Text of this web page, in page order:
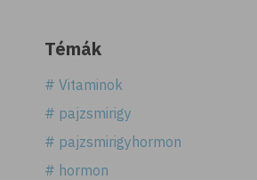
Témák
# Vitaminok
# pajzsmirigy
# pajzsmirigyhormon
# hormon